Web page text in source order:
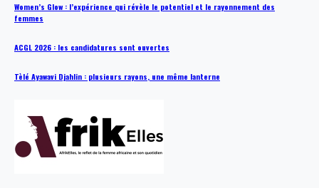
Women’s Glow : l’expérience qui révèle le potentiel et le rayonnement des
femmes
ACGL 2026 : les candidatures sont ouvertes
Tèlé Ayawavi Djahlin : plusieurs rayons, une même lanterne